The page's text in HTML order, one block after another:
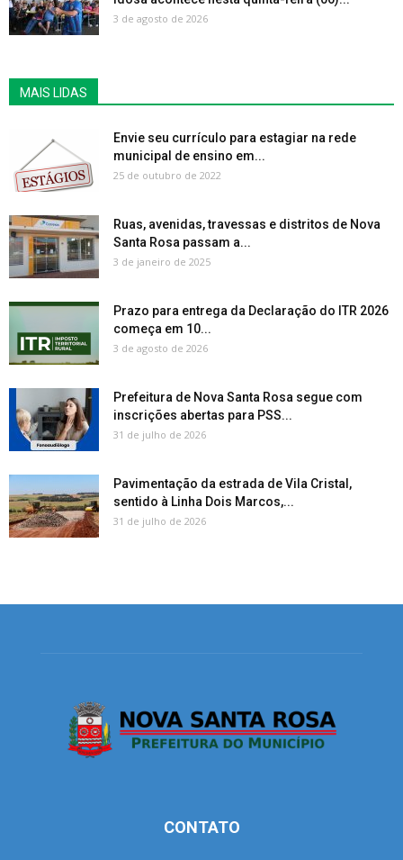
3 de agosto de 2026
MAIS LIDAS
Envie seu currículo para estagiar na rede
municipal de ensino em...
25 de outubro de 2022
Ruas, avenidas, travessas e distritos de Nova
Santa Rosa passam a...
3 de janeiro de 2025
Prazo para entrega da Declaração do ITR 2026
começa em 10...
3 de agosto de 2026
Prefeitura de Nova Santa Rosa segue com
inscrições abertas para PSS...
31 de julho de 2026
Pavimentação da estrada de Vila Cristal,
sentido à Linha Dois Marcos,...
31 de julho de 2026
CONTATO